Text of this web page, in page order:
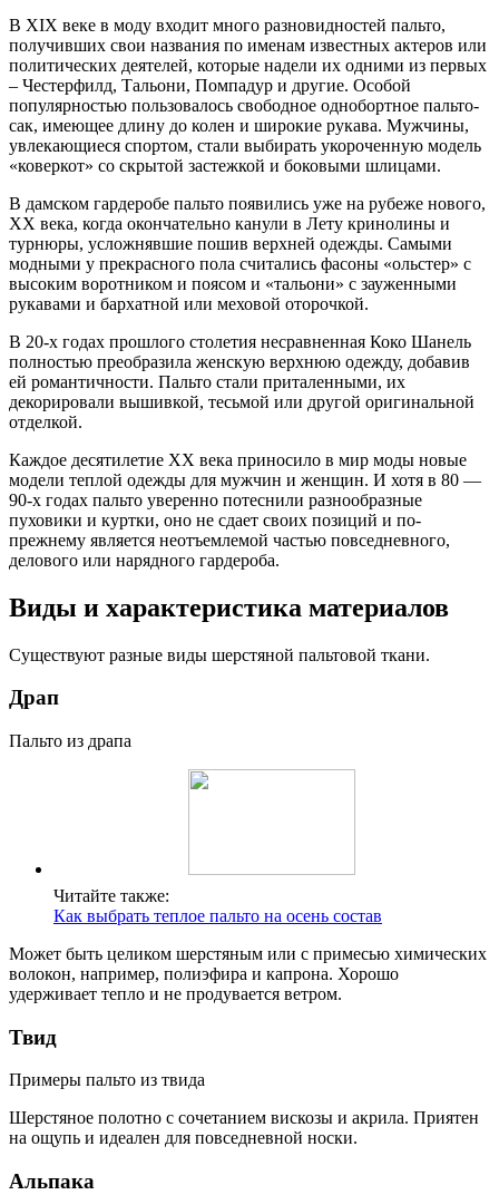
В ХIХ веке в моду входит много разновидностей пальто,
получивших свои названия по именам известных актеров или
политических деятелей, которые надели их одними из первых
– Честерфилд, Тальони, Помпадур и другие. Особой
популярностью пользовалось свободное однобортное пальто-
сак, имеющее длину до колен и широкие рукава. Мужчины,
увлекающиеся спортом, стали выбирать укороченную модель
«коверкот» со скрытой застежкой и боковыми шлицами.
В дамском гардеробе пальто появились уже на рубеже нового,
ХХ века, когда окончательно канули в Лету кринолины и
турнюры, усложнявшие пошив верхней одежды. Самыми
модными у прекрасного пола считались фасоны «ольстер» с
высоким воротником и поясом и «тальони» с зауженными
рукавами и бархатной или меховой оторочкой.
В 20-х годах прошлого столетия несравненная Коко Шанель
полностью преобразила женскую верхнюю одежду, добавив
ей романтичности. Пальто стали приталенными, их
декорировали вышивкой, тесьмой или другой оригинальной
отделкой.
Каждое десятилетие ХХ века приносило в мир моды новые
модели теплой одежды для мужчин и женщин. И хотя в 80 —
90-х годах пальто уверенно потеснили разнообразные
пуховики и куртки, оно не сдает своих позиций и по-
прежнему является неотъемлемой частью повседневного,
делового или нарядного гардероба.
Виды и характеристика материалов
Существуют разные виды шерстяной пальтовой ткани.
Драп
Пальто из драпа
Читайте также:
Как выбрать теплое пальто на осень состав
Может быть целиком шерстяным или с примесью химических
волокон, например, полиэфира и капрона. Хорошо
удерживает тепло и не продувается ветром.
Твид
Примеры пальто из твида
Шерстяное полотно с сочетанием вискозы и акрила. Приятен
на ощупь и идеален для повседневной носки.
Альпака